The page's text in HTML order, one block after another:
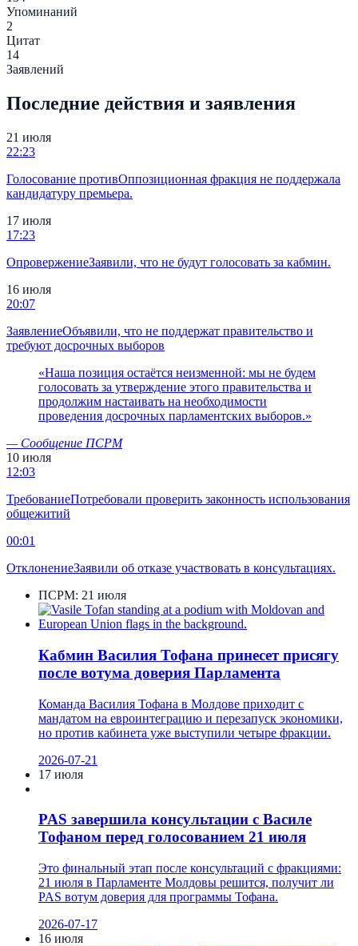
Упоминаний
2
Цитат
14
Заявлений
Последние действия и заявления
21 июля
22:23
Голосование противОппозиционная фракция не поддержала
кандидатуру премьера.
17 июля
17:23
ОпровержениеЗаявили, что не будут голосовать за кабмин.
16 июля
20:07
ЗаявлениеОбъявили, что не поддержат правительство и
требуют досрочных выборов
«Наша позиция остаётся неизменной: мы не будем
голосовать за утверждение этого правительства и
продолжим настаивать на необходимости
проведения досрочных парламентских выборов.»
— Сообщение ПСРМ
10 июля
12:03
ТребованиеПотребовали проверить законность использования
общежитий
00:01
ОтклонениеЗаявили об отказе участвовать в консультациях.
ПСРМ: 21 июля
Кабмин Василия Тофана принесет присягу
после вотума доверия Парламента
Команда Василия Тофана в Молдове приходит с
мандатом на евроинтеграцию и перезапуск экономики,
но против кабинета уже выступили четыре фракции.
2026-07-21
17 июля
PAS завершила консультации с Василе
Тофаном перед голосованием 21 июля
Это финальный этап после консультаций с фракциями:
21 июля в Парламенте Молдовы решится, получит ли
PAS вотум доверия для программы Тофана.
2026-07-17
16 июля